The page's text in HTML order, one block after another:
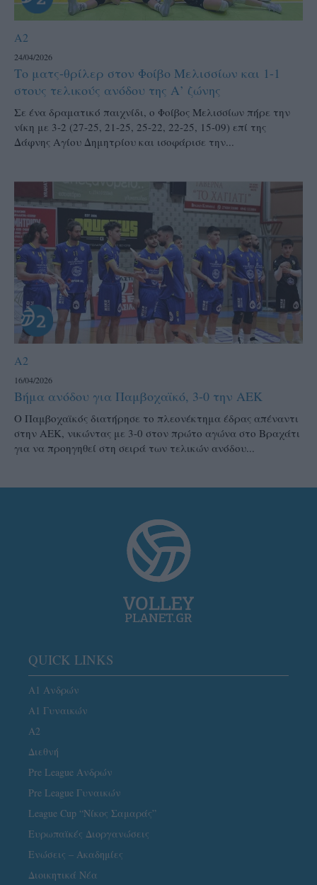
A2
24/04/2026
Το ματς-θρίλερ στον Φοίβο Μελισσίων και 1-1
στους τελικούς ανόδου της Α’ ζώνης
Σε ένα δραματικό παιχνίδι, ο Φοίβος Μελισσίων πήρε την
νίκη με 3-2 (27-25, 21-25, 25-22, 22-25, 15-09) επί της
Δάφνης Αγίου Δημητρίου και ισοφάρισε την...
A2
16/04/2026
Βήμα ανόδου για Παμβοχαϊκό, 3-0 την ΑΕΚ
Ο Παμβοχαϊκός διατήρησε το πλεονέκτημα έδρας απέναντι
στην ΑΕΚ, νικώντας με 3-0 στον πρώτο αγώνα στο Βραχάτι
για να προηγηθεί στη σειρά των τελικών ανόδου...
QUICK LINKS
Α1 Ανδρών
Α1 Γυναικών
A2
Διεθνή
Pre League Ανδρών
Pre League Γυναικών
League Cup “Νίκος Σαμαράς”
Ευρωπαϊκές Διοργανώσεις
Ενώσεις – Ακαδημίες
Διοικητικά Νέα